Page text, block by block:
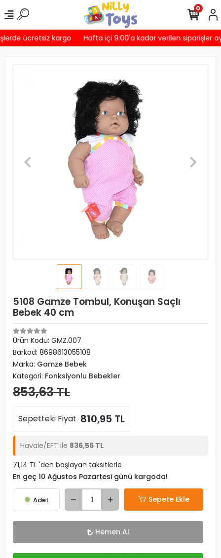
ücretsiz kargo Hafta içi 9:00'a kadar verilen siparişler
0
5108 Gamze Tombul, Konuşan Saçlı
Bebek 40 cm
Ürün Kodu: GMZ.007
Barkod: 8698613055108
Marka: Gamze Bebek
Kategori: Fonksiyonlu Bebekler
853,63 TL
Sepetteki Fiyat 810,95 TL
Havale/EFT ile 836,56 TL
71,14 TL 'den başlayan taksitlerle
En geç 10 Ağustos Pazartesi günü kargoda!
Adet Sepete Ekle
Hemen Al